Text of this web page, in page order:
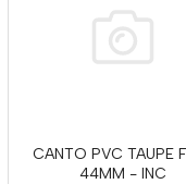
CANTO PVC TAUPE
44MM - INC